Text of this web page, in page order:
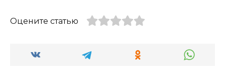
Оцените статью